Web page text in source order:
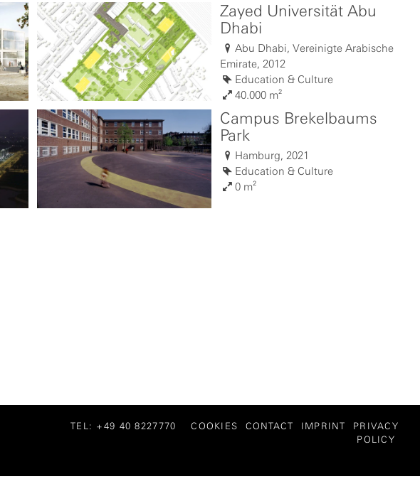
Zayed Universität Abu
Dhabi
Abu Dhabi, Vereinigte Arabische
Emirate, 2012
Education & Culture
40.000 m²
Campus Brekelbaums
Park
Hamburg, 2021
Education & Culture
0 m²
TEL: +49 40 8227770 COOKIES CONTACT IMPRINT
PRIVACY
POLICY